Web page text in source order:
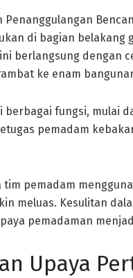
di bagian belakang
berlangsung dengan
ke enam
berbagai fungsi, mulai
pemadam
pemadam
meluas. Kesulitan
pemadaman
Upaya